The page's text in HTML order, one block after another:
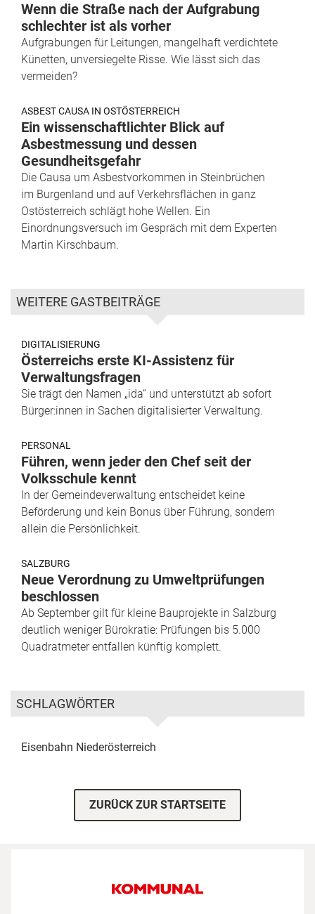
Wenn die Straße nach der Aufgrabung
schlechter ist als vorher
Aufgrabungen für Leitungen, mangelhaft verdichtete
Künetten, unversiegelte Risse. Wie lässt sich das
vermeiden?
ASBEST CAUSA IN OSTÖSTERREICH
Ein wissenschaftlichter Blick auf
Asbestmessung und dessen
Gesundheitsgefahr
Die Causa um Asbestvorkommen in Steinbrüchen
im Burgenland und auf Verkehrsflächen in ganz
Ostösterreich schlägt hohe Wellen. Ein
Einordnungsversuch im Gespräch mit dem Experten
Martin Kirschbaum.
WEITERE GASTBEITRÄGE
DIGITALISIERUNG
Österreichs erste KI-Assistenz für
Verwaltungsfragen
Sie trägt den Namen „ida“ und unterstützt ab sofort
Bürger:innen in Sachen digitalisierter Verwaltung.
PERSONAL
Führen, wenn jeder den Chef seit der
Volksschule kennt
In der Gemeindeverwaltung entscheidet keine
Beförderung und kein Bonus über Führung, sondern
allein die Persönlichkeit.
SALZBURG
Neue Verordnung zu Umweltprüfungen
beschlossen
Ab September gilt für kleine Bauprojekte in Salzburg
deutlich weniger Bürokratie: Prüfungen bis 5.000
Quadratmeter entfallen künftig komplett.
SCHLAGWÖRTER
Eisenbahn Niederösterreich
ZURÜCK ZUR STARTSEITE